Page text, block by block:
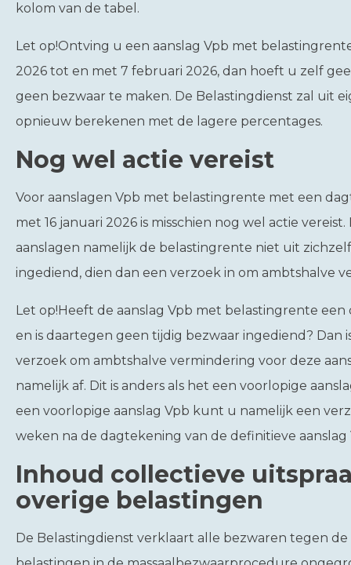
kolom van de tabel.
Let op!Ontving u een aanslag Vpb met
2026 tot en met 7 februari 2026, dan hoeft u zelf
geen bezwaar te maken. De Belastingdienst zal uit
opnieuw berekenen met de lagere percentages.
Nog wel actie vereist
Voor aanslagen Vpb met belastingrente met een
met 16 januari 2026 is misschien nog wel actie
aanslagen namelijk de belastingrente niet uit
ingediend, dien dan een verzoek in om ambtshalve
Let op!Heeft de aanslag Vpb met belastingrente
en is daartegen geen tijdig bezwaar ingediend? Dan
verzoek om ambtshalve vermindering voor deze
namelijk af. Dit is anders als het een voorlopige
een voorlopige aanslag Vpb kunt u namelijk een
weken na de dagtekening van de definitieve aanslag
Inhoud collectieve
overige belastingen
De Belastingdienst verklaart alle bezwaren tegen